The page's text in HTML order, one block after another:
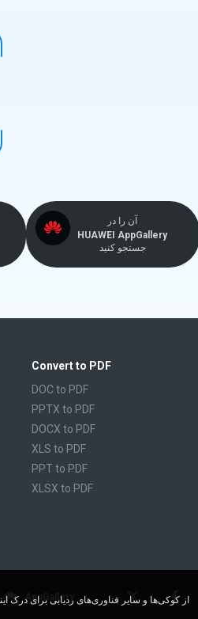
آن را در
HUAWEI AppGallery
جستجو کنید
Convert to PDF
DOC to PDF
PPTX to PDF
DOCX to PDF
XLS to PDF
PPT to PDF
XLSX to PDF
RTF to PDF
FB2 to PDF
AppGallery